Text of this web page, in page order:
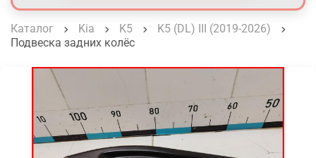
Каталог Kia K5
K5 (DL) III (2019-2026)
Подвеска задних колёс